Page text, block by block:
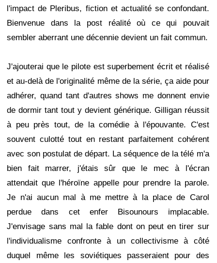
l'impact de Pleribus, fiction et actualité se confondant.
Bienvenue dans la post réalité où ce qui pouvait
sembler aberrant une décennie devient un fait commun.
J'ajouterai que le pilote est superbement écrit et réalisé
et au-delà de l'originalité même de la série, ça aide pour
adhérer, quand tant d'autres shows me donnent envie
de dormir tant tout y devient générique. Gilligan réussit
à peu près tout, de la comédie à l'épouvante. C'est
souvent culotté tout en restant parfaitement cohérent
avec son postulat de départ. La séquence de la télé m'a
bien fait marrer, j'étais sûr que le mec à l'écran
attendait que l'héroïne appelle pour prendre la parole.
Je n'ai aucun mal à me mettre à la place de Carol
perdue dans cet enfer Bisounours implacable.
J'envisage sans mal la fable dont on peut en tirer sur
l'individualisme confronte à un collectivisme à côté
duquel même les soviétiques passeraient pour des